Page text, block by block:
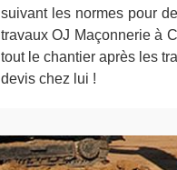
suivant les normes pour
travaux OJ Maçonnerie à
tout le chantier après les
devis chez lui !